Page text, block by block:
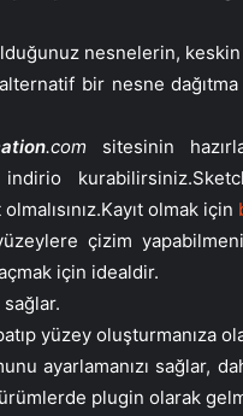
nesnelerin, keskin
bir nesne
.com sitesinin
indirio
olmak için
çizim
için idealdir.
yüzey oluşturmanıza
ayarlamanızı sağlar,
plugin olarak